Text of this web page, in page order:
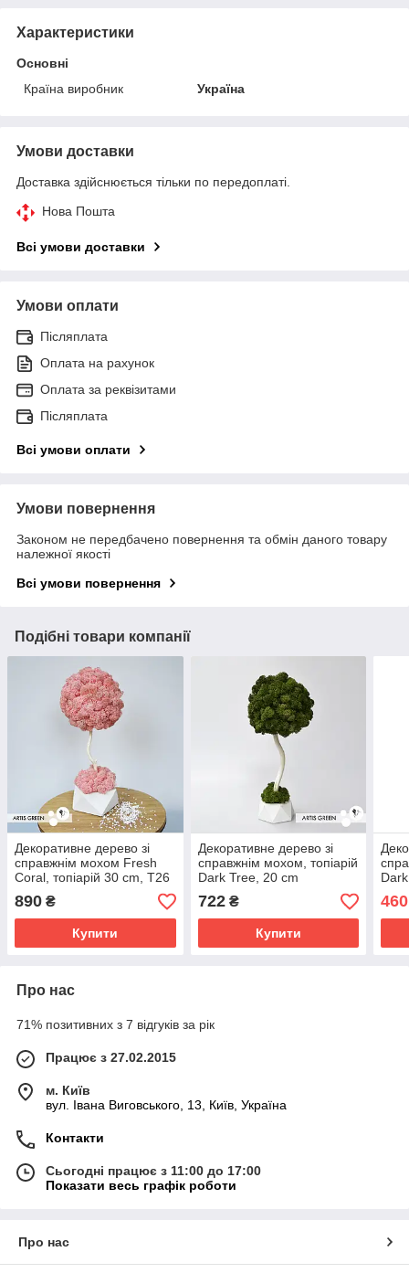
Характеристики
Основні
Країна виробник
Україна
Умови доставки
Доставка здійснюється тільки по передоплаті.
Нова Пошта
Всі умови доставки
Умови оплати
Післяплата
Оплата на рахунок
Оплата за реквізитами
Післяплата
Всі умови оплати
Умови повернення
Законом не передбачено повернення та обмін даного товару
належної якості
Всі умови повернення
Подібні товари компанії
Декоративне дерево зі
справжнім мохом Fresh
Coral, топіарій 30 cm, T26
890 ₴
Купити
Декоративне дерево зі
справжнім мохом, топіарій
Dark Tree, 20 cm
722₴
Купити
460
Про нас
71% позитивних з 7 відгуків за рік
Працює з 27.02.2015
м. Київ
вул. Івана Виговського, 13, Київ, Україна
Контакти
Сьогодні працює з 11:00 до 17:00
Показати весь графік роботи
Про нас